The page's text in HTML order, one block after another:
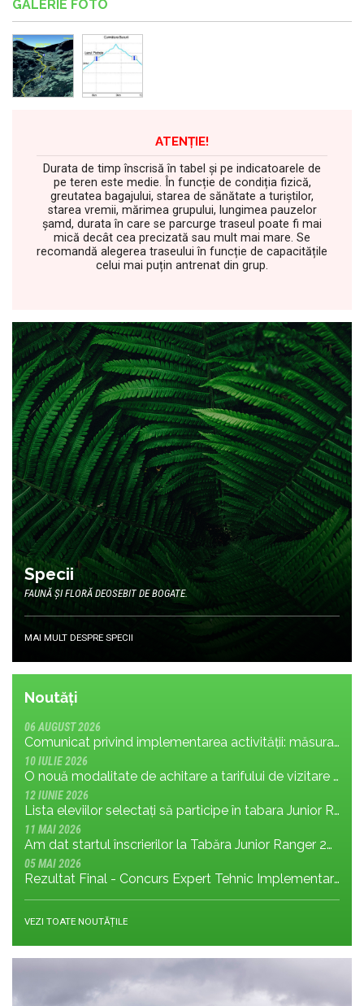
GALERIE FOTO
ATENȚIE!
Durata de timp înscrisă în tabel și pe indicatoarele de
pe teren este medie. În funcție de condiția fizică,
greutatea bagajului, starea de sănătate a turiștilor,
starea vremii, mărimea grupului, lungimea pauzelor
șamd, durata în care se parcurge traseul poate fi mai
mică decât cea precizată sau mult mai mare. Se
recomandă alegerea traseului în funcție de capacitățile
celui mai puțin antrenat din grup.
Specii
FAUNĂ ȘI FLORĂ DEOSEBIT DE BOGATE.
MAI MULT DESPRE SPECII
Noutăți
06 AUGUST 2026
Comunicat privind implementarea activității: măsura MR.8.1.4 din planul de management; cu privire la tronsonul de drum cuprins între Baraj Gura Apelor și Cabana Rotunda
10 IULIE 2026
O nouă modalitate de achitare a tarifului de vizitare în Parcul Național Retezat
12 IUNIE 2026
Lista eleviilor selectați să participe în tabara Junior Ranger 2026
11 MAI 2026
Am dat startul înscrierilor la Tabăra Junior Ranger 2026 – Oameni conectați prin natură – tineri și comunități pentru viitorul Parcului Național Retezat
05 MAI 2026
Rezultat Final - Concurs Expert Tehnic Implementare 3 05.05.2026
VEZI TOATE NOUTĂȚILE